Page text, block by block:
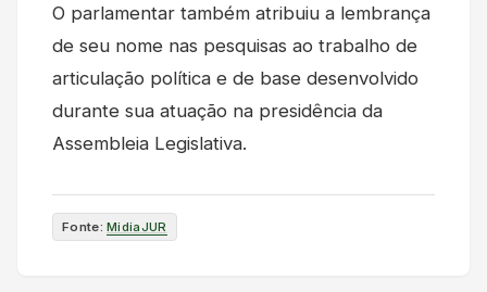
O parlamentar também atribuiu a lembrança
de seu nome nas pesquisas ao trabalho de
articulação política e de base desenvolvido
durante sua atuação na presidência da
Assembleia Legislativa.
Fonte:MidiaJUR